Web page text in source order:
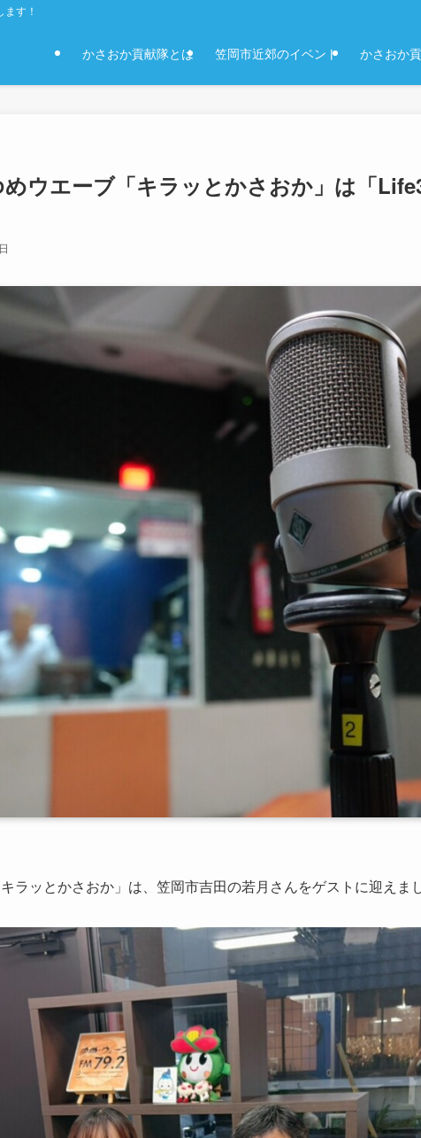
す！
かさおか貢献隊とは 笠岡市近郊のイベント かさおか
めウエーブ「キラッとかさおか」は「
ラッとかさおか」は、笠岡市吉田の若月さんをゲストに迎えま